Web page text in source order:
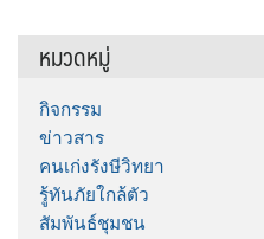
หมวดหมู่
กิจกรรม
ข่าวสาร
คนเก่งรังษีวิทยา
รู้ทันภัยใกล้ตัว
สัมพันธ์ชุมชน